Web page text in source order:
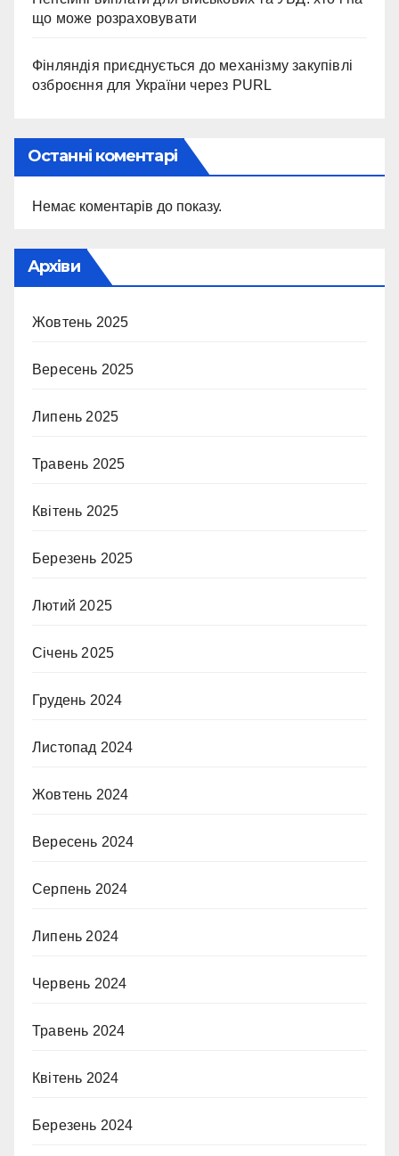
що може розраховувати
Фінляндія приєднується до механізму закупівлі
озброєння для України через PURL
Останні коментарі
Немає коментарів до показу.
Архіви
Жовтень 2025
Вересень 2025
Липень 2025
Травень 2025
Квітень 2025
Березень 2025
Лютий 2025
Січень 2025
Грудень 2024
Листопад 2024
Жовтень 2024
Вересень 2024
Серпень 2024
Липень 2024
Червень 2024
Травень 2024
Квітень 2024
Березень 2024